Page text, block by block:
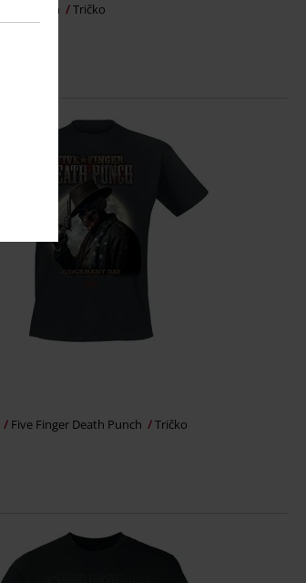
Iron Maiden Tričko
Five Finger Death Punch Tričko